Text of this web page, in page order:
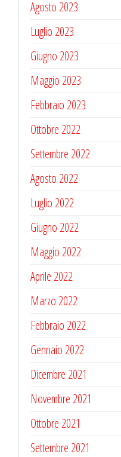
Agosto 2023
Luglio 2023
Giugno 2023
Maggio 2023
Febbraio 2023
Ottobre 2022
Settembre 2022
Agosto 2022
Luglio 2022
Giugno 2022
Maggio 2022
Aprile 2022
Marzo 2022
Febbraio 2022
Gennaio 2022
Dicembre 2021
Novembre 2021
Ottobre 2021
Settembre 2021